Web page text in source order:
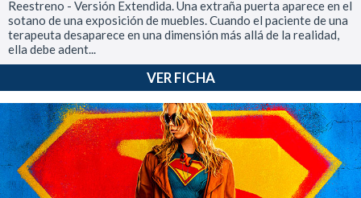
Reestreno - Versión Extendida. Una extraña puerta aparece en el
sotano de una exposición de muebles. Cuando el paciente de una
terapeuta desaparece en una dimensión más allá de la realidad,
ella debe adent...
VER FICHA